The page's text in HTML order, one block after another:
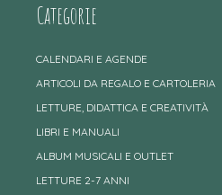
Categorie
CALENDARI E AGENDE
ARTICOLI DA REGALO E CARTOLERIA
LETTURE, DIDATTICA E CREATIVITÀ
LIBRI E MANUALI
ALBUM MUSICALI E OUTLET
LETTURE 2-7 ANNI